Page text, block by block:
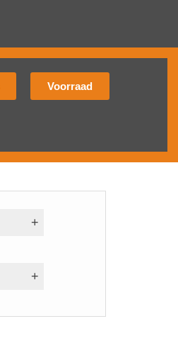
Voorraad
+
+